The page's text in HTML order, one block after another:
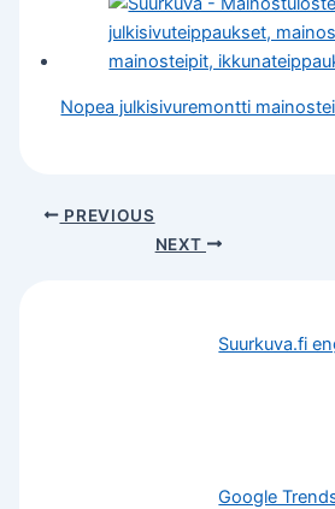
Nopea julkisivuremontti
PREVIOUS
NEXT
Suurkuva.fi
Google